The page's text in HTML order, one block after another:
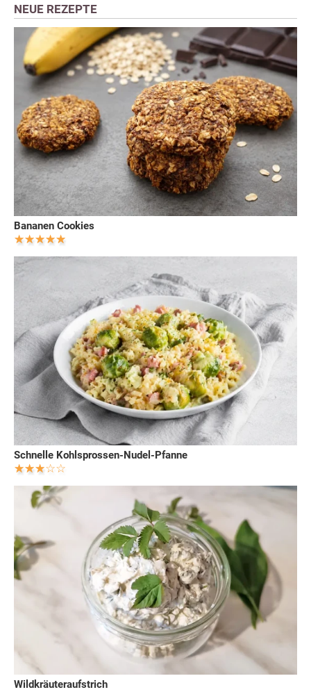
NEUE REZEPTE
Bananen Cookies
Schnelle Kohlsprossen-Nudel-Pfanne
Wildkräuteraufstrich